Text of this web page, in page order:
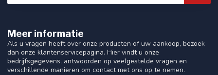
Meer informatie
Als u vragen heeft over onze producten of uw aankoop, bezoek
dan onze klantenservicepagina. Hier vindt u onze
bedrijfsgegevens, antwoorden op veelgestelde vragen en
verschillende manieren om contact met ons op te nemen.